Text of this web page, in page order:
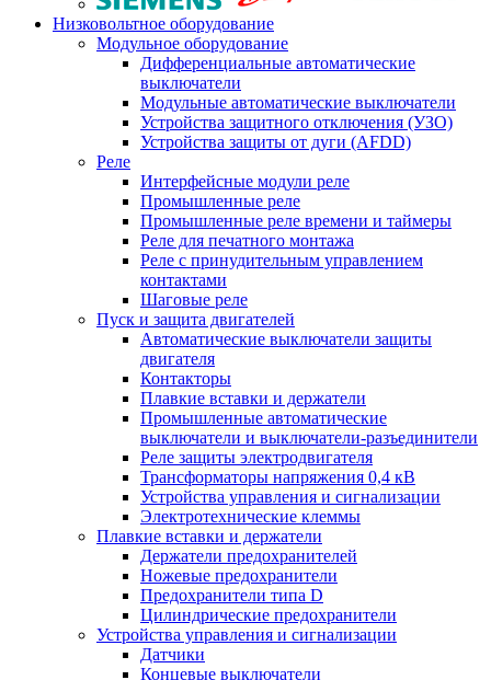
Низковольтное оборудование
Модульное оборудование
Дифференциальные автоматические
выключатели
Модульные автоматические выключатели
Устройства защитного отключения (УЗО)
Устройства защиты от дуги (AFDD)
Реле
Интерфейсные модули реле
Промышленные реле
Промышленные реле времени и таймеры
Реле для печатного монтажа
Реле с принудительным управлением
контактами
Шаговые реле
Пуск и защита двигателей
Автоматические выключатели защиты
двигателя
Контакторы
Плавкие вставки и держатели
Промышленные автоматические
выключатели и выключатели-разъединители
Реле защиты электродвигателя
Трансформаторы напряжения 0,4 кВ
Устройства управления и сигнализации
Электротехнические клеммы
Плавкие вставки и держатели
Держатели предохранителей
Ножевые предохранители
Предохранители типа D
Цилиндрические предохранители
Устройства управления и сигнализации
Датчики
Концевые выключатели